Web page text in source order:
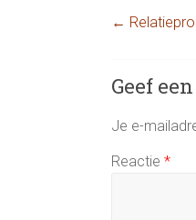
←
Geef
Je e-
Reactie *